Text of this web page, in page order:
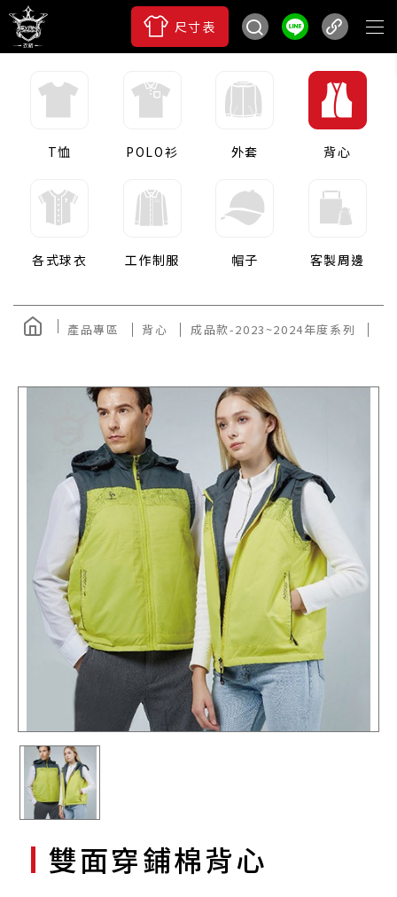
尺寸表
T恤 POLO衫 外套 背心
各式球衣 工作制服 帽子 客製周邊
產品專區 背心 成品款-2023~2024年度系列
雙面穿鋪棉背心